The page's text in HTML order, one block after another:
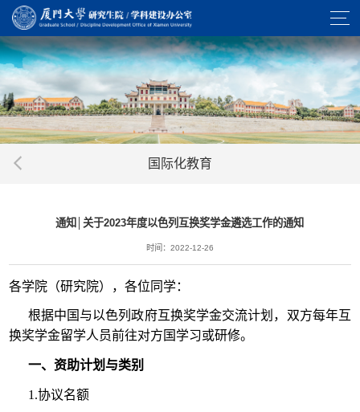
国际化教育
通知│关于2023年度以色列互换奖学金遴选工作的通知
时间：2022-12-26
各学院（研究院），各位同学：
根据中国与以色列政府互换奖学金交流计划，双方每年互
换奖学金留学人员前往对方国学习或研修。
一、资助计划与类别
1.协议名额